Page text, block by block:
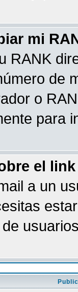
mi
RANK
de
o
para
el
a un